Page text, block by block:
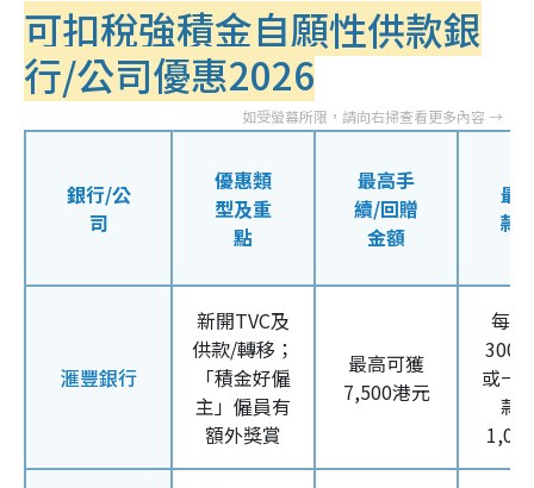
可扣稅強積金自願性供款銀
行/公司優惠2026
銀行/公
司
優惠類
型及重
點
最高手
續/回贈
金額
最
款
滙豐銀行
新開TVC及
供款/轉移；
「積金好僱
主」僱員有
額外獎賞
最高可獲
7,500港元
每
300
或一
款